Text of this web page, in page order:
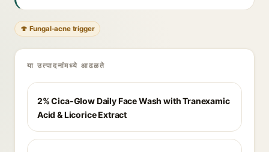
🍄 Fungal-acne trigger
या उत्पादनांमध्ये आढळते
2% Cica-Glow Daily Face Wash with Tranexamic
Acid & Licorice Extract